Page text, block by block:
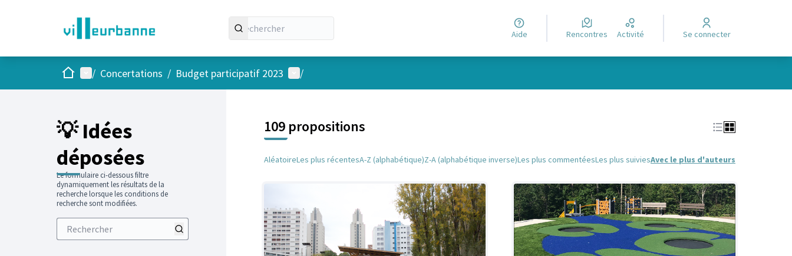
Aide Rencontres Activité Se connecter
AccueilMenu principal
/ Concertations / Budget participatif 2023 Menu utilisateur
/
💡 Idées
déposées
Le formulaire ci-dessous filtre
dynamiquement les résultats de la
recherche lorsque les conditions de
recherche sont modifiées.
109 propositions
AléatoireLes plus récentesA-Z (alphabétique)Z-A (alphabétique inverse)Les plus commentéesLes plus suiviesAvec le plus d'auteurs